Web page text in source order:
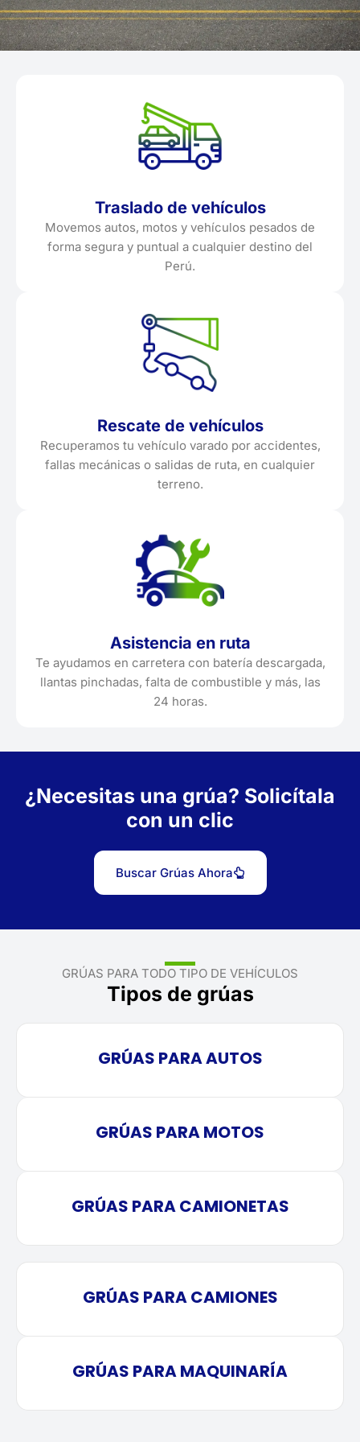
Traslado de vehículos
Movemos autos, motos y vehículos pesados de
forma segura y puntual a cualquier destino del
Perú.
Rescate de vehículos
Recuperamos tu vehículo varado por accidentes,
fallas mecánicas o salidas de ruta, en cualquier
terreno.
Asistencia en ruta
Te ayudamos en carretera con batería descargada,
llantas pinchadas, falta de combustible y más, las
24 horas.
¿Necesitas una grúa? Solicítala
con un clic
Buscar Grúas Ahora
GRÚAS PARA TODO TIPO DE VEHÍCULOS
Tipos de grúas
GRÚAS PARA AUTOS
GRÚAS PARA MOTOS
GRÚAS PARA CAMIONETAS
GRÚAS PARA CAMIONES
GRÚAS PARA MAQUINARÍA